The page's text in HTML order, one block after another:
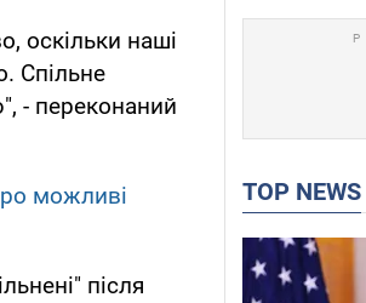
оскільки наші
Спільне
- переконаний
можливі
після
TOP NEWS